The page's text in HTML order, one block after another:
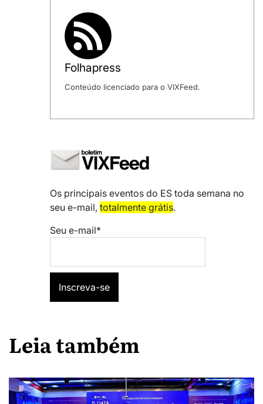
Folhapress
Conteúdo licenciado para o VIXFeed.
Os principais eventos do ES toda semana no
seu e-mail, totalmente grátis.
Seu e-mail*
Leia também